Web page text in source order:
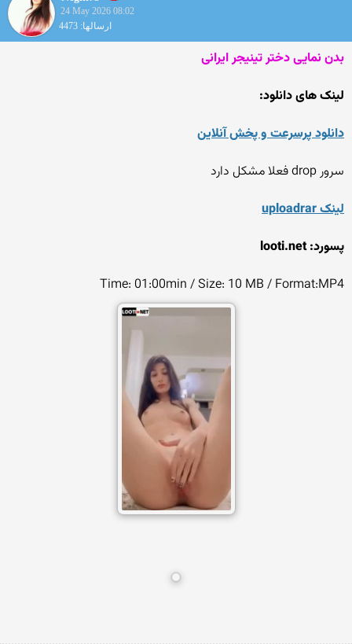
24 May 2026 08:02
ارسالها: 4473
بدن نمایی دختر تینیجر ایرانی
لینک های دانلود:
دانلود پرسرعت و پخش آنلاین
سرور drop فعلا مشکل دارد
لینک uploadrar
پسورد: looti.net
Time: 01:00min / Size: 10 MB / Format:MP4